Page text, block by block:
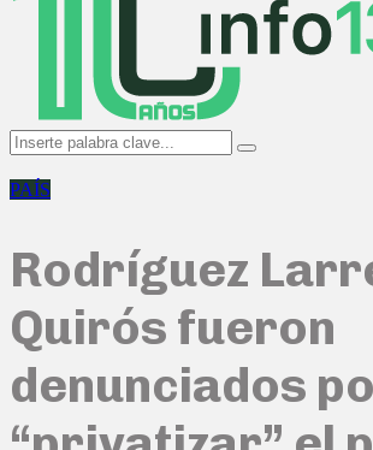
Search
for:
Search
PAÍS
Rodríguez
Quirós fueron
denunciados